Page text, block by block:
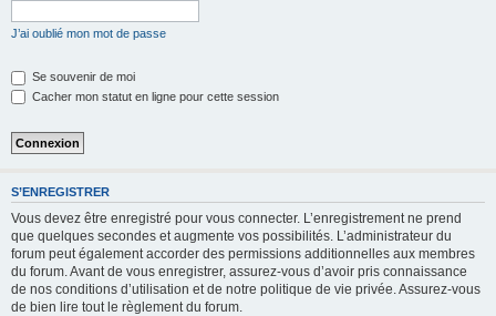
J’ai oublié mon mot de passe
Se souvenir de moi
Cacher mon statut en ligne pour cette session
S’ENREGISTRER
Vous devez être enregistré pour vous connecter. L’enregistrement ne prend
que quelques secondes et augmente vos possibilités. L’administrateur du
forum peut également accorder des permissions additionnelles aux membres
du forum. Avant de vous enregistrer, assurez-vous d’avoir pris connaissance
de nos conditions d’utilisation et de notre politique de vie privée. Assurez-vous
de bien lire tout le règlement du forum.